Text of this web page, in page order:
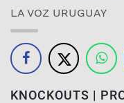
LA VOZ URUGUAY
KNOCKOUTS |